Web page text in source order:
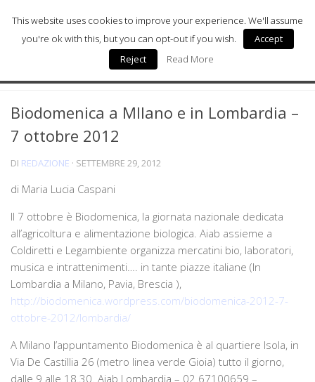
Milano Sostenibile
Milano Wellness
Milano Salute & Medicina
Digital Health
Chi siamo
Biodomenica a MIlano e in Lombardia –
7 ottobre 2012
DI REDAZIONE · SETTEMBRE 29, 2012
di Maria Lucia Caspani
Il 7 ottobre è Biodomenica, la giornata nazionale dedicata
all’agricoltura e alimentazione biologica. Aiab assieme a
Coldiretti e Legambiente organizza mercatini bio, laboratori,
musica e intrattenimenti…. in tante piazze italiane (In
Lombardia a Milano, Pavia, Brescia ),
http://biodomenica.wordpress.com/biodomenica-2012-7-
ottobre-2012/lombardia/
A Milano l’appuntamento Biodomenica è al quartiere Isola, in
Via De Castillia 26 (metro linea verde Gioia) tutto il giorno,
dalle 9 alle 18.30. Aiab Lombardia – 02 67100659 –
This website uses cookies to improve your experience. We'll assume
you're ok with this, but you can opt-out if you wish.
Accept
Reject
Read More